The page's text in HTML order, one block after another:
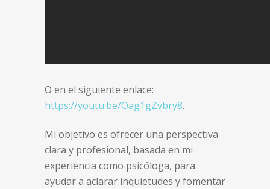
O en el siguiente enlace:
https://youtu.be/Oag1gZvbry8.
Mi objetivo es ofrecer una perspectiva
clara y profesional, basada en mi
experiencia como psicóloga, para
ayudar a aclarar inquietudes y fomentar